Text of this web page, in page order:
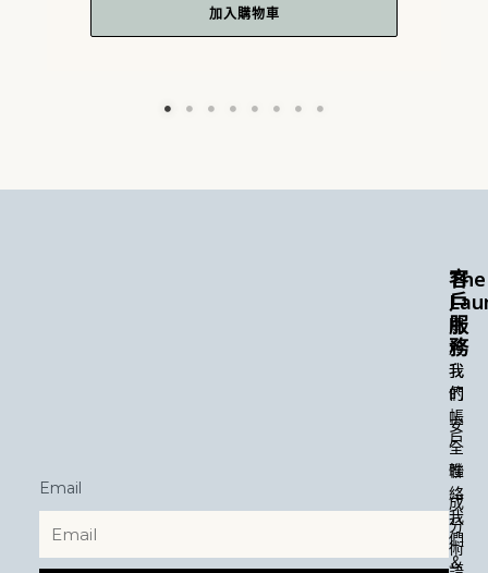
加入購物車
The
關
於
我
們
安
全
性
成
分
術
客
戶
服
務
我
的
帳
戶
聯
絡
我
們
＆
Email